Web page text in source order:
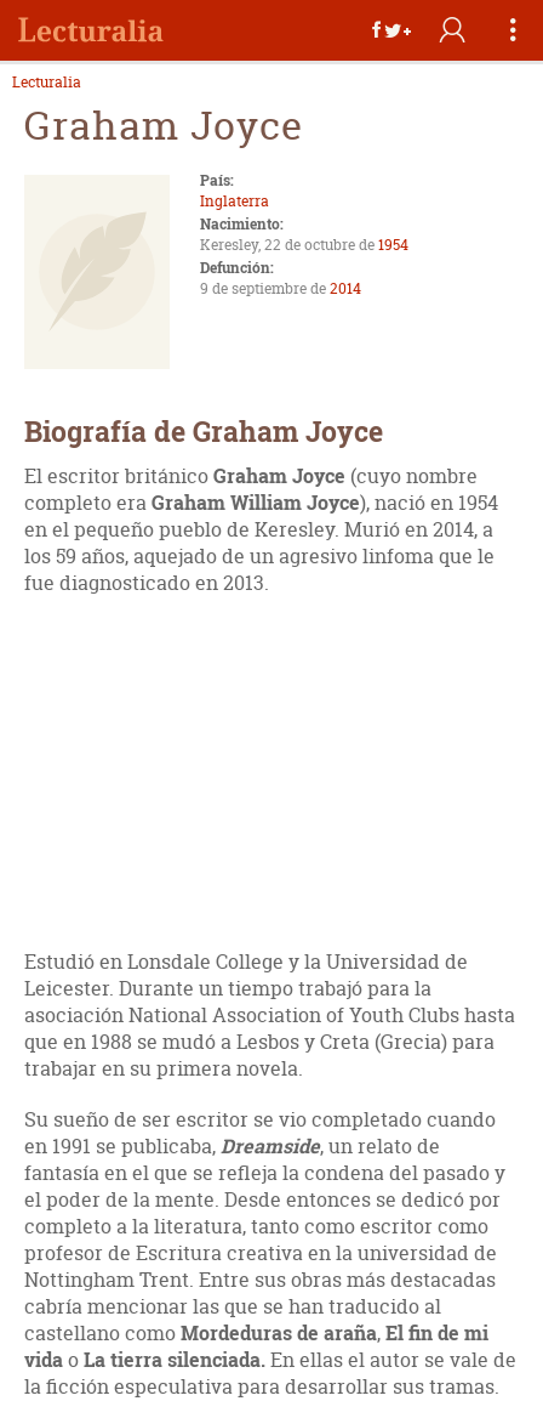
Lecturalia
Graham Joyce
País:
Inglaterra
Nacimiento:
Keresley, 22 de octubre de1954
Defunción:
9 de septiembre de2014
Biografía de Graham Joyce
El escritor británicoGraham Joyce (cuyo nombre
completo eraGraham William Joyce), nació en 1954
en el pequeño pueblo de Keresley. Murió en 2014, a
los 59 años, aquejado de un agresivo linfoma que le
fue diagnosticado en 2013.
Estudió en Lonsdale College y la Universidad de
Leicester. Durante un tiempo trabajó para la
asociación National Association of Youth Clubs hasta
que en 1988 se mudó a Lesbos y Creta (Grecia) para
trabajar en su primera novela.
Su sueño de ser escritor se vio completado cuando
en 1991 se publicaba, Dreamside, un relato de
fantasía en el que se refleja la condena del pasado y
el poder de la mente. Desde entonces se dedicó por
completo a la literatura, tanto como escritor como
profesor de Escritura creativa en la universidad de
Nottingham Trent. Entre sus obras más destacadas
cabría mencionar las que se han traducido al
castellano comoMordeduras de araña,El fin de mi
vidaoLa tierra silenciada.En ellas el autor se vale de
la ficción especulativa para desarrollar sus tramas.